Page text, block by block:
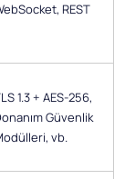
REST
1.3 + AES-256,
Güvenlik
vb.